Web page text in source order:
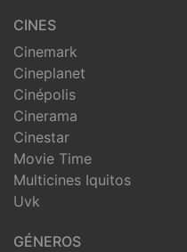
CINES
Cinemark
Cineplanet
Cinépolis
Cinerama
Cinestar
Movie Time
Multicines Iquitos
Uvk
GÉNEROS